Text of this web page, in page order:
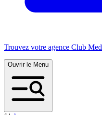
Trouvez votre agence Club Med
Ouvrir le Menu